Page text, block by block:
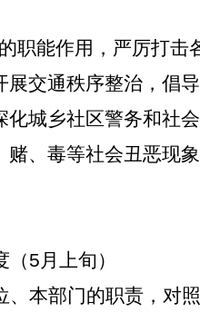
职能作用，严厉打
交通秩序整治，倡
城乡社区警务和社
、毒等社会丑恶现
（5月上旬 ）
本部门的职责，对